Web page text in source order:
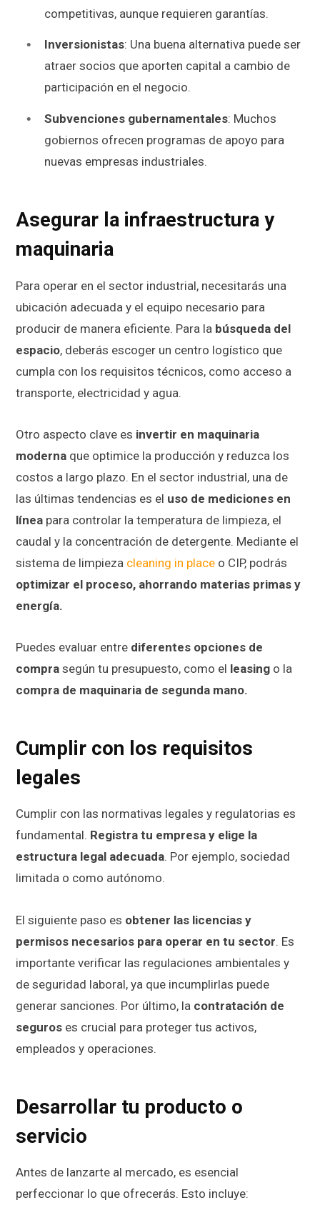
competitivas, aunque requieren garantías.
Inversionistas: Una buena alternativa puede ser
atraer socios que aporten capital a cambio de
participación en el negocio.
Subvenciones gubernamentales: Muchos
gobiernos ofrecen programas de apoyo para
nuevas empresas industriales.
Asegurar la infraestructura y
maquinaria
Para operar en el sector industrial, necesitarás una
ubicación adecuada y el equipo necesario para
producir de manera eficiente. Para la búsqueda del
espacio, deberás escoger un centro logístico que
cumpla con los requisitos técnicos, como acceso a
transporte, electricidad y agua.
Otro aspecto clave es invertir en maquinaria
moderna que optimice la producción y reduzca los
costos a largo plazo. En el sector industrial, una de
las últimas tendencias es el uso de mediciones en
línea para controlar la temperatura de limpieza, el
caudal y la concentración de detergente. Mediante el
sistema de limpieza cleaning in place o CIP, podrás
optimizar el proceso, ahorrando materias primas y
energía.
Puedes evaluar entre diferentes opciones de
compra según tu presupuesto, como el leasing o la
compra de maquinaria de segunda mano.
Cumplir con los requisitos
legales
Cumplir con las normativas legales y regulatorias es
fundamental. Registra tu empresa y elige la
estructura legal adecuada. Por ejemplo, sociedad
limitada o como autónomo.
El siguiente paso es obtener las licencias y
permisos necesarios para operar en tu sector. Es
importante verificar las regulaciones ambientales y
de seguridad laboral, ya que incumplirlas puede
generar sanciones. Por último, la contratación de
seguros es crucial para proteger tus activos,
empleados y operaciones.
Desarrollar tu producto o
servicio
Antes de lanzarte al mercado, es esencial
perfeccionar lo que ofrecerás. Esto incluye: